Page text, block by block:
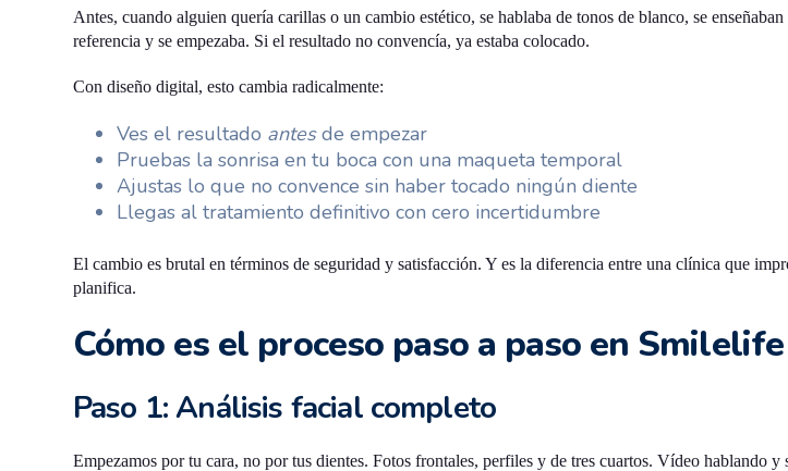
Antes, cuando alguien quería carillas o un cambio estético, se hablaba de tonos de blanco, se
referencia y se empezaba. Si el resultado no convencía, ya estaba colocado.
Con diseño digital, esto cambia radicalmente:
Ves el resultado antesde empezar
Pruebas la sonrisa en tu boca con una maqueta temporal
Ajustas lo que no convence sin haber tocado ningún diente
Llegas al tratamiento definitivo con cero incertidumbre
El cambio es brutal en términos de seguridad y satisfacción. Y es la diferencia entre una clínica que
planifica.
Cómo es el proceso paso a paso en Smilelife
Paso 1: Análisis facial completo
Empezamos por tu cara, no por tus dientes. Fotos frontales, perfiles y de tres cuartos. Vídeo hablando y